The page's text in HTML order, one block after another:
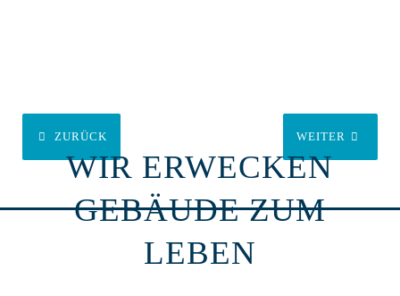
ZURÜCK WEITER
WIR ERWECKEN
GEBÄUDE ZUM
LEBEN